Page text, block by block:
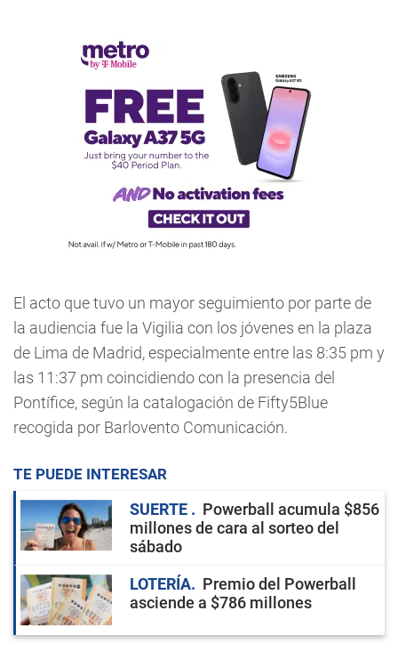
El acto que tuvo un mayor seguimiento por parte de
la audiencia fue la Vigilia con los jóvenes en la plaza
de Lima de Madrid, especialmente entre las 8:35 pm y
las 11:37 pm coincidiendo con la presencia del
Pontífice, según la catalogación de Fifty5Blue
recogida por Barlovento Comunicación.
TE PUEDE INTERESAR
SUERTE
Powerball acumula $856
millones de cara al sorteo del
sábado
LOTERÍA
Premio del Powerball
asciende a $786 millones